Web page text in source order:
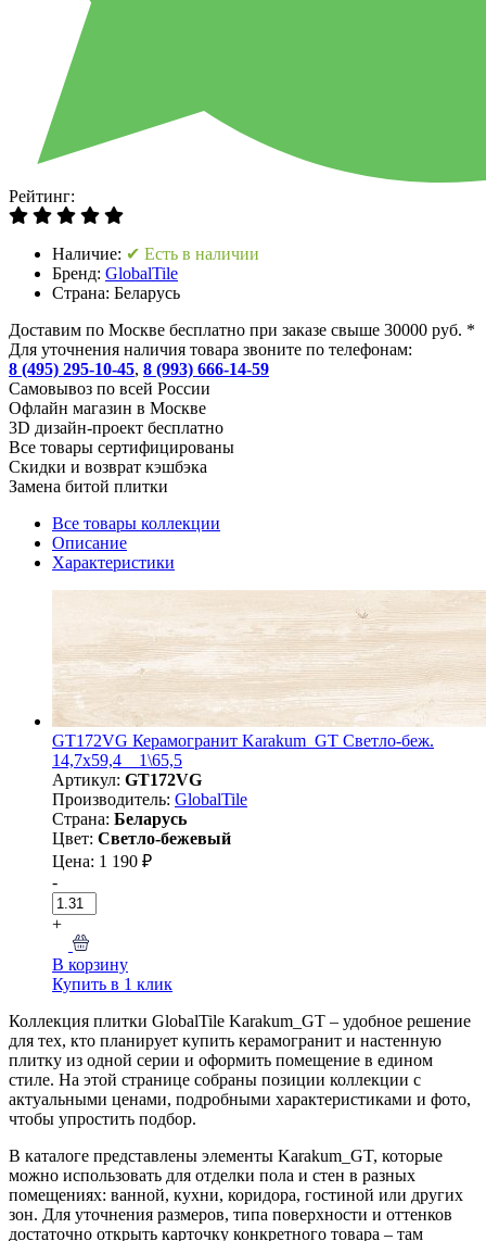
Рейтинг:
Наличие: ✔ Есть в наличии
Бренд: GlobalTile
Страна: Беларусь
Доставим по Москве бесплатно при заказе свыше 30000 руб. *
Для уточнения наличия товара звоните по телефонам:
8 (495) 295-10-45, 8 (993) 666-14-59
Cамовывоз по всей России
Офлайн магазин в Москве
3D дизайн-проект бесплатно
Все товары сертифицированы
Скидки и возврат кэшбэка
Замена битой плитки
Все товары коллекции
Описание
Характеристики
GT172VG Керамогранит Karakum_GT Светло-беж.
14,7x59,4 _ 1\65,5
Артикул: GT172VG
Производитель: GlobalTile
Страна: Беларусь
Цвет: Светло-бежевый
Цена: 1 190 ₽
-
+
В корзину
Купить в 1 клик
Коллекция плитки GlobalTile Karakum_GT – удобное решение
для тех, кто планирует купить керамогранит и настенную
плитку из одной серии и оформить помещение в едином
стиле. На этой странице собраны позиции коллекции с
актуальными ценами, подробными характеристиками и фото,
чтобы упростить подбор.
В каталоге представлены элементы Karakum_GT, которые
можно использовать для отделки пола и стен в разных
помещениях: ванной, кухни, коридора, гостиной или других
зон. Для уточнения размеров, типа поверхности и оттенков
достаточно открыть карточку конкретного товара – там